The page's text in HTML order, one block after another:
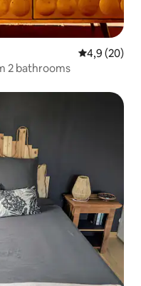
Prosječna
4,9 (20)
2 bathrooms
„Odabrali gosti”